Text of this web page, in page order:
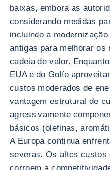
baixas, embora as
considerando medidas
incluindo a
antigas para melhorar os
cadeia de valor.
EUA e do Golfo
custos moderados de
vantagem estrutural de
agressivamente
básicos (olefinas,
A Europa continua
severas. Os altos custos
corroem a